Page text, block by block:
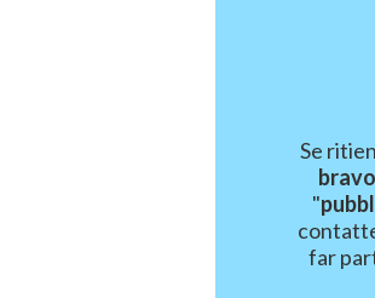
Se
"
far